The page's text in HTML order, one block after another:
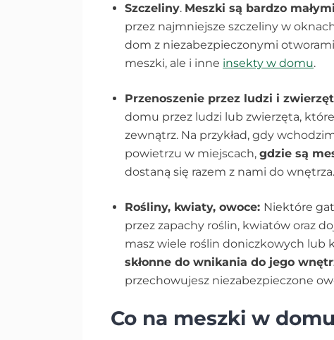
Szczeliny. Meszki są bardzo
przez najmniejsze szczeliny w
dom z niezabezpieczonymi
meszki, ale i inne insekty w domu.
Przenoszenie przez ludzi i
domu przez ludzi lub zwierzęta,
zewnątrz. Na przykład, gdy
powietrzu w miejscach, gdzie są
dostaną się razem z nami do wnętrza.
Rośliny, kwiaty, owoce: Niektóre
przez zapachy roślin, kwiatów oraz
masz wiele roślin doniczkowych lub
skłonne do wnikania do jego
przechowujesz niezabezpieczone
Co na meszki w